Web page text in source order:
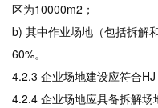
区为10000m2；
b) 其中作业场地（包括拆解
60%。
4.2.3 企业场地建设应符合HJ
4.2.4 企业场地应具备拆解